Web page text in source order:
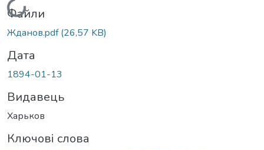
Вантажиться...
Файли
Жданов.pdf(26,57 KB)
Дата
1894-01-13
Видавець
Харьков
Ключові слова